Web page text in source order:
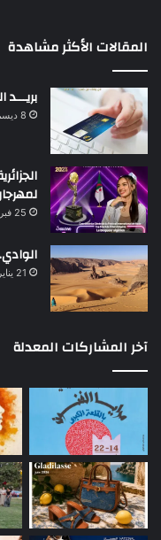
المقالات الأكثر مشاهدة
8 ديسمبر، 2019
25 فبراير، 2024
21 يناير، 2021
آخر المشاركات المعدلة